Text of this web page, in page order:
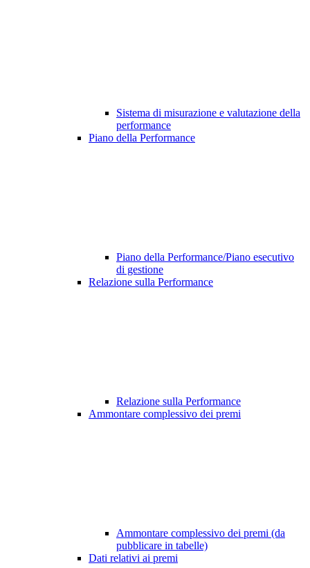
Sistema di misurazione e valutazione della
performance
Piano della Performance
Piano della Performance/Piano esecutivo
di gestione
Relazione sulla Performance
Relazione sulla Performance
Ammontare complessivo dei premi
Ammontare complessivo dei premi (da
pubblicare in tabelle)
Dati relativi ai premi